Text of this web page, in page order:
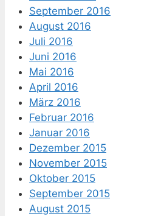
September 2016
August 2016
Juli 2016
Juni 2016
Mai 2016
April 2016
März 2016
Februar 2016
Januar 2016
Dezember 2015
November 2015
Oktober 2015
September 2015
August 2015